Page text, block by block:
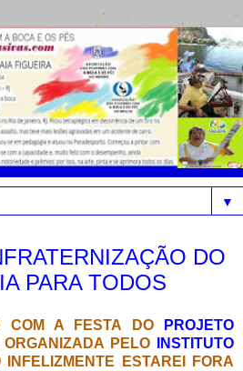
▼
DO
PARA TODOS
COM A FESTA DO
PROJETO
ORGANIZADA PELO
INSTITUTO
INFELIZMENTE ESTAREI FORA